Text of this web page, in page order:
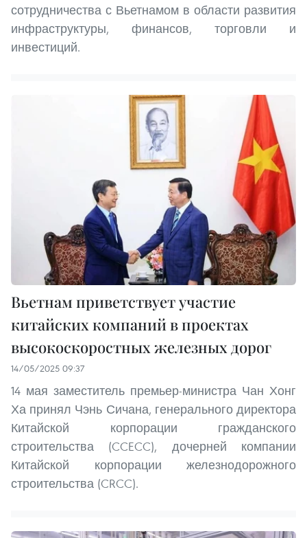
сотрудничества с Вьетнамом в области развития
инфраструктуры, финансов, торговли и
инвестиций.
Вьетнам приветствует участие
китайских компаний в проектах
высокоскоростных железных дорог
14/05/2025 09:37
14 мая заместитель премьер-министра Чан Хонг
Ха принял Чэнь Сичана, генерального директора
Китайской корпорации гражданского
строительства (CCECC), дочерней компании
Китайской корпорации железнодорожного
строительства (CRCC).